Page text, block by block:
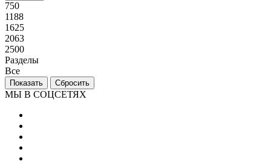
750
1188
1625
2063
2500
Разделы
Все
МЫ В СОЦСЕТЯХ